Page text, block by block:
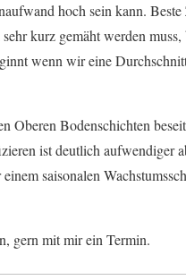
hoch sein kann.
kurz gemäht werden
wenn wir eine
Oberen Bodenschichten
ist deutlich aufwendiger
saisonalen
gern mit mir ein Termin.